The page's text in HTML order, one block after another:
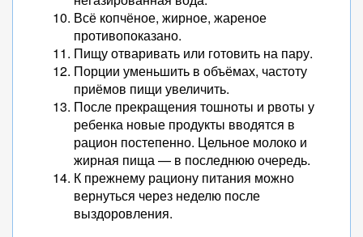
Всё копчёное, жирное, жареное
противопоказано.
Пищу отваривать или готовить на пару.
Порции уменьшить в объёмах, частоту
приёмов пищи увеличить.
После прекращения тошноты и рвоты у
ребенка новые продукты вводятся в
рацион постепенно. Цельное молоко и
жирная пища — в последнюю очередь.
К прежнему рациону питания можно
вернуться через неделю после
выздоровления.